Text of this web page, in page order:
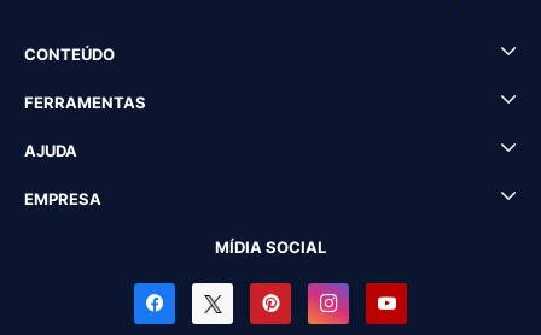
CONTEÚDO
FERRAMENTAS
AJUDA
EMPRESA
MÍDIA SOCIAL